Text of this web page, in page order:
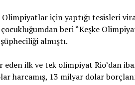
için yaptığı tesisleri
beri “Keşke
almıştı.
eden ilk ve tek olimpiyat Rio’dan
harcamış, 13 milyar dolar